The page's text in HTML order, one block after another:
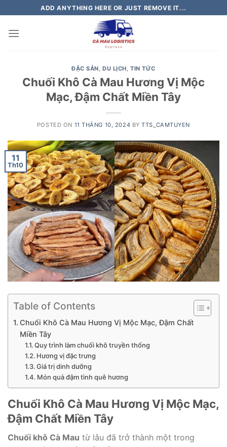
to
content
ADD ANYTHING HERE OR JUST REMOVE IT...
ĐẶC SẢN,DU LỊCH,TIN TỨC
Chuối Khô Cà Mau Hương Vị Mộc
Mạc, Đậm Chất Miền Tây
POSTED ON 11 THÁNG 10, 2024 BYTTS_CAMTUYEN
11
Th10
Table of Contents
Chuối Khô Cà Mau Hương Vị Mộc Mạc, Đậm Chất
Miền Tây
Quy trình làm chuối khô truyền thống
Hương vị đặc trưng
Giá trị dinh dưỡng
Món quà đậm tình quê hương
Chuối Khô Cà Mau Hương Vị Mộc Mạc,
Đậm Chất Miền Tây
Chuối khô Cà Mau từ lâu đã trở thành một trong